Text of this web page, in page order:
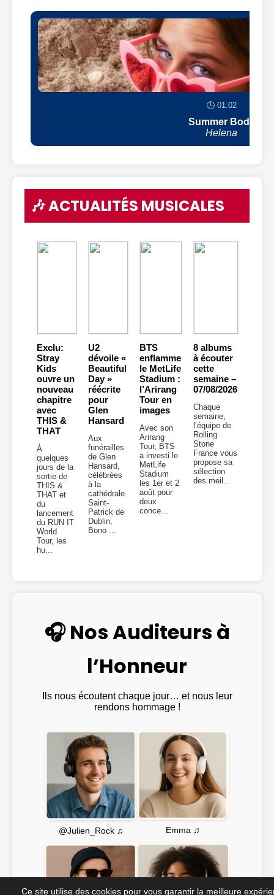
🕒 01:02
Summer Body
Helena
🎶 ACTUALITÉS MUSICALES
Exclu:
Stray
Kids
ouvre un
nouveau
chapitre
avec
THIS &
THAT
À
quelques
jours de la
sortie de
THIS &
THAT et
du
lancement
du RUN IT
World
Tour, les
hu...
U2
dévoile «
Beautiful
Day »
réécrite
pour
Glen
Hansard
Aux
funérailles
de Glen
Hansard,
célébrées
à la
cathédrale
Saint-
Patrick de
Dublin,
Bono ...
BTS
enflamme
le MetLife
Stadium :
l’Arirang
Tour en
images
Avec son
Arirang
Tour, BTS
a investi le
MetLife
Stadium
les 1er et 2
août pour
deux
conce...
8 albums
à écouter
cette
semaine –
07/08/2026
Chaque
semaine,
l’équipe de
Rolling
Stone
France vous
propose sa
sélection
des meil...
🎧 Nos Auditeurs à
l’Honneur
Ils nous écoutent chaque jour… et nous leur
rendons hommage !
@Julien_Rock ♫ Emma ♫
Ce site utilise des cookies pour vous garantir la meilleure